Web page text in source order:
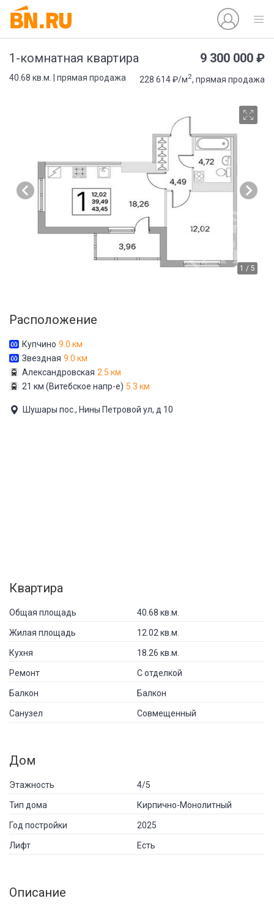
1-комнатная квартира 9 300 000 ₽
40.68 кв.м. | прямая продажа 228 614 ₽/м2, прямая продажа
1 / 5
Расположение
Купчино 9.0 км
Звездная 9.0 км
Александровская 2.5 км
21 км (Витебское напр-е) 5.3 км
Шушары пос., Нины Петровой ул, д 10
Квартира
Общая площадь 40.68 кв.м.
Жилая площадь 12.02 кв.м.
Кухня 18.26 кв.м.
Ремонт С отделкой
Балкон Балкон
Санузел Совмещенный
Дом
Этажность 4/5
Тип дома Кирпично-Монолитный
Год постройки 2025
Лифт Есть
Описание